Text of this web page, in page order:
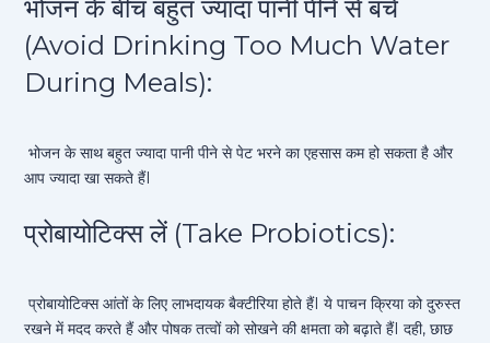
भोजन के बीच बहुत ज्यादा पानी पीने से बचें
(Avoid Drinking Too Much Water
During Meals):
भोजन के साथ बहुत ज्यादा पानी पीने से पेट भरने का एहसास कम हो सकता है और
आप ज्यादा खा सकते हैंI
प्रोबायोटिक्स लें (Take Probiotics):
प्रोबायोटिक्स आंतों के लिए लाभदायक बैक्टीरिया होते हैंI ये पाचन क्रिया को दुरुस्त
रखने में मदद करते हैं और पोषक तत्वों को सोखने की क्षमता को बढ़ाते हैंI दही, छाछ